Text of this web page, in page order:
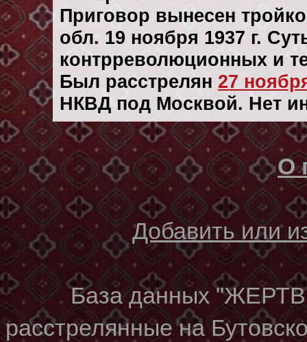
Приговор вынесен
обл. 19 ноября 1937 г.
контрреволюционных и
Был расстрелян 27
НКВД под Москвой. Нет
О
Добавить или
База данных
расстрелянные на